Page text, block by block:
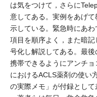
は気をつけて，さらに
意してある。実例をあげ
示している。緊急時にあ
項目を順序よく，また暗
号化し解説してある。最
携帯できるようにアンチ
におけるACLS薬剤の使い
の実際メモ」が付録として